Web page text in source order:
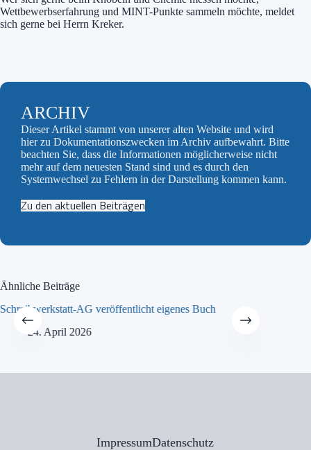
Wettbewerbserfahrung und MINT-Punkte sammeln möchte, meldet
sich gerne bei Herrn Kreker.
ARCHIV
Dieser Artikel stammt von unserer alten Website und wird
hier zu Dokumentationszwecken im Archiv aufbewahrt. Bitte
beachten Sie, dass die Informationen möglicherweise nicht
mehr auf dem neuesten Stand sind und es durch den
Systemwechsel zu Fehlern in der Darstellung kommen kann.
Zu den aktuellen Beiträgen
Ähnliche Beiträge
Schreibwerkstatt-AG veröffentlicht eigenes Buch
24. April 2026
ImpressumDatenschutz